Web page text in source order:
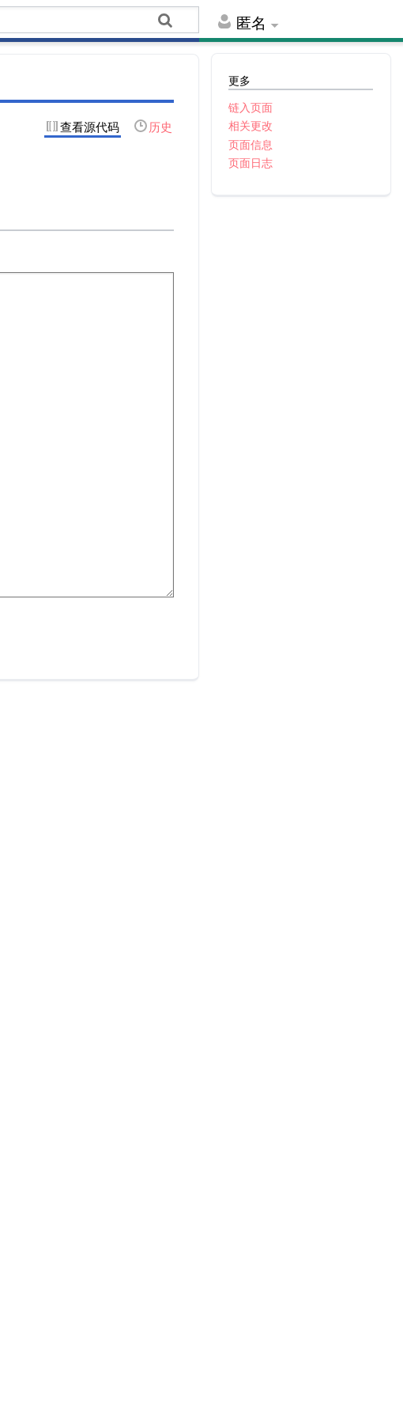
匿名
查看源代码 历史
更多
链入页面
相关更改
页面信息
页面日志